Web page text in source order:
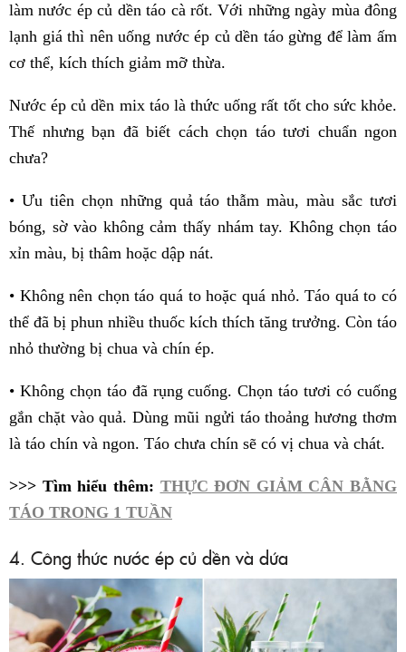
làm nước ép củ dền táo cà rốt. Với những ngày mùa đông
lạnh giá thì nên uống nước ép củ dền táo gừng để làm ấm
cơ thể, kích thích giảm mỡ thừa.
Nước ép củ dền mix táo là thức uống rất tốt cho sức khỏe.
Thế nhưng bạn đã biết cách chọn táo tươi chuẩn ngon
chưa?
• Ưu tiên chọn những quả táo thẫm màu, màu sắc tươi
bóng, sờ vào không cảm thấy nhám tay. Không chọn táo
xỉn màu, bị thâm hoặc dập nát.
• Không nên chọn táo quá to hoặc quá nhỏ. Táo quá to có
thể đã bị phun nhiều thuốc kích thích tăng trưởng. Còn táo
nhỏ thường bị chua và chín ép.
• Không chọn táo đã rụng cuống. Chọn táo tươi có cuống
gắn chặt vào quả. Dùng mũi ngửi táo thoảng hương thơm
là táo chín và ngon. Táo chưa chín sẽ có vị chua và chát.
>>> Tìm hiểu thêm: THỰC ĐƠN GIẢM CÂN BẰNG
TÁO TRONG 1 TUẦN
4. Công thức nước ép củ dền và dứa